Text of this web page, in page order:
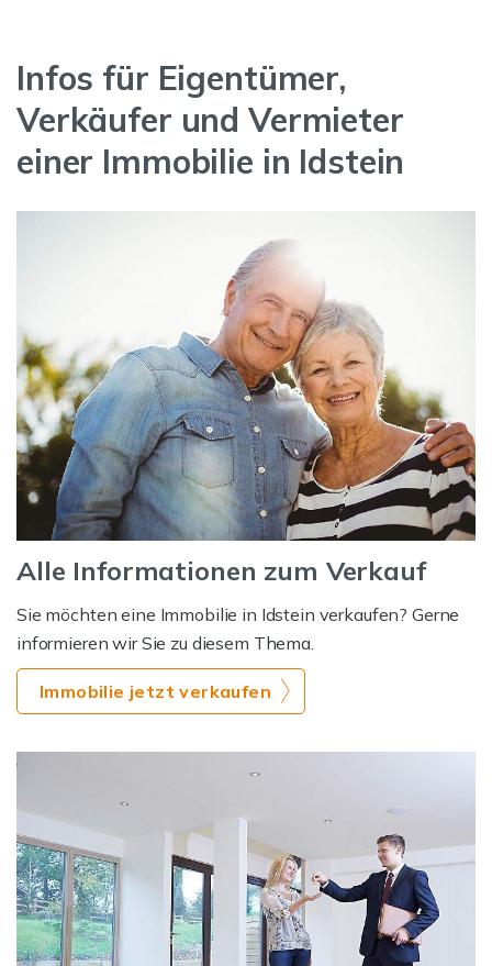
Infos für Eigentümer,
Verkäufer und Vermieter
einer Immobilie in Idstein
Alle Informationen zum Verkauf
Sie möchten eine Immobilie in Idstein verkaufen? Gerne
informieren wir Sie zu diesem Thema.
Immobilie jetzt verkaufen